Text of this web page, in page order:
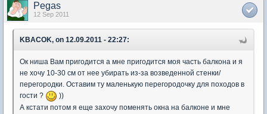
Pegas
12 Sep 2011
KBACOK, on 12.09.2011 - 22:27:
Ок ниша Вам пригодится а мне пригодится моя часть балкона и я
не хочу 10-30 см от нее убирать из-за возведенной стенки/
перегородки. Оставим ту маленькую перегородочку для походов в
гости ?
))
А кстати потом я еще захочу поменять окна на балконе и мне